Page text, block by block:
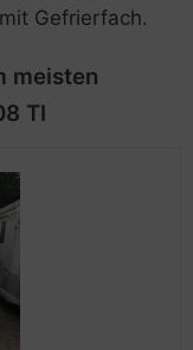
Gefrierfach.
meisten
TI